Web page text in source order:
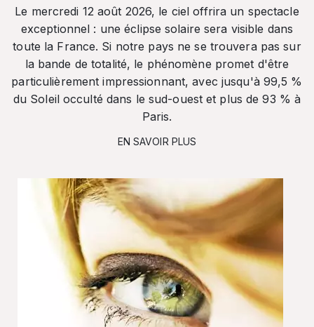
Le mercredi 12 août 2026, le ciel offrira un spectacle
exceptionnel : une éclipse solaire sera visible dans
toute la France. Si notre pays ne se trouvera pas sur
la bande de totalité, le phénomène promet d'être
particulièrement impressionnant, avec jusqu'à 99,5 %
du Soleil occulté dans le sud-ouest et plus de 93 % à
Paris.
EN SAVOIR PLUS